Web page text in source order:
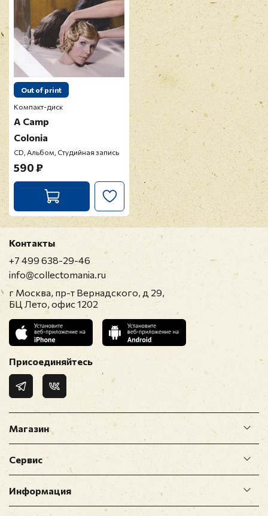
Out of print
Компакт-диск
A Camp
Colonia
CD, Альбом, Студийная запись
590 ₽
Магазин
Сервис
Информация
Контакты
+7 499 638-29-46
info@collectomania.ru
г Москва, пр-т Вернадского, д 29,
БЦ Лето, офис 1202
Присоединяйтесь